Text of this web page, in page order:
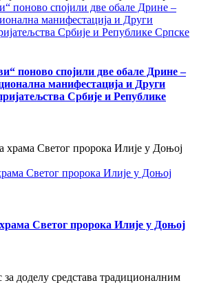
поново спојили две обале Дрине –
манифестација и Други
Србије и Републике Српске
поново спојили две обале Дрине –
манифестација и Други
Србије и Републике
Светог пророка Илије у Доњој
Светог пророка Илије у Доњој